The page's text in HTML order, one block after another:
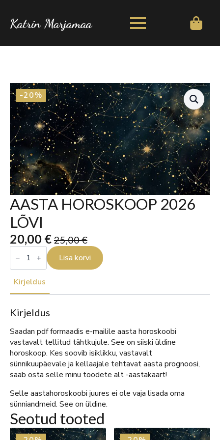
Katrin Marjamaa
-20%
AASTA HOROSKOOP 2026
LÕVI
25,00€
Algne
hind
25,00 €.
20,00 €
Current
price
20,00 €.
AASTA
HOROSKOOP
LÕVI
kogus
Lisa korvi
Kirjeldus
Kirjeldus
Saadan pdf formaadis e-mailile aasta horoskoobi
vastavalt tellitud tähtkujule. See on siiski üldine
horoskoop. Kes soovib isiklikku, vastavalt
sünnikuupäevale ja kellaajale tehtavat aasta prognoosi,
saab osta selle minu toodete alt -aastakaart!
Selle aastahoroskoobi juures ei ole vaja lisada oma
sünniandmeid. See on üldine.
Seotud tooted